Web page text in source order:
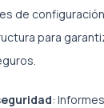
de
para
: